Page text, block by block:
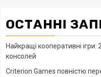
ОСТАННІ
Найкращі кооперативні ігри:
консолей
Criterion Games повністю